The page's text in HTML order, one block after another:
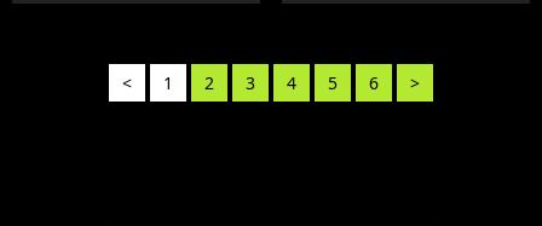
< 1 2 3 4 5 6 >